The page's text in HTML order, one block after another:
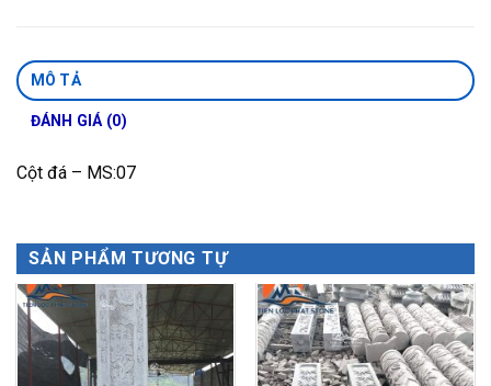
MÔ TẢ
ĐÁNH GIÁ (0)
Cột đá – MS:07
SẢN PHẨM TƯƠNG TỰ